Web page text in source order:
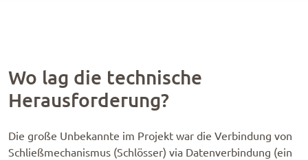
Wo lag die technische
Herausforderung?
Die große Unbekannte im Projekt war die Verbindung von
Schließmechanismus (Schlösser) via Datenverbindung (ein